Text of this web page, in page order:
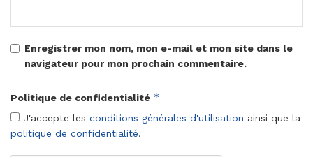
Enregistrer mon nom, mon e-mail et mon site dans le
navigateur pour mon prochain commentaire.
Politique de confidentialité *
J'accepte les conditions générales d'utilisation ainsi que la
politique de confidentialité.